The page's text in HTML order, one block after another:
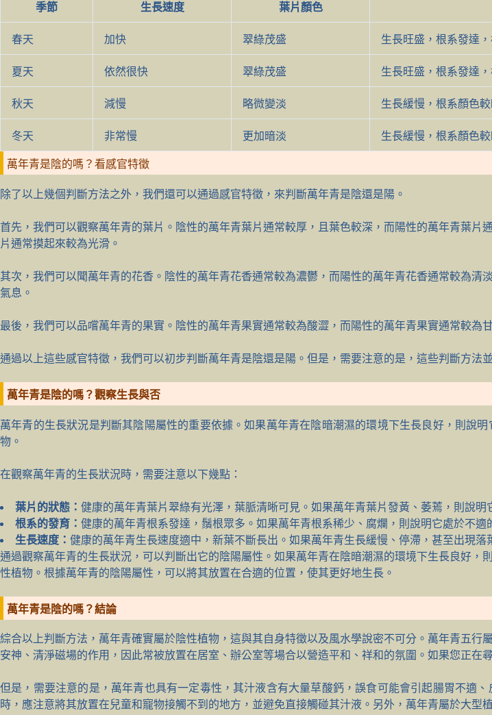
季節 生長速度 葉片顏色
春天 加快 翠綠茂盛 生長旺盛，根系發達
夏天 依然很快 翠綠茂盛 生長旺盛，根系發達
秋天 減慢 略微變淡 生長緩慢，根系顏色
冬天 非常慢 更加暗淡 生長緩慢，根系顏色
萬年青是陰的嗎？看感官特徵
除了以上幾個判斷方法之外，我們還可以通過感官特徵，來判斷萬年青是陰還是陽。
首先，我們可以觀察萬年青的葉片。陰性的萬年青葉片通常較厚，且葉色較深，而陽性的萬年青葉
片通常摸起來較為光滑。
其次，我們可以聞萬年青的花香。陰性的萬年青花香通常較為濃鬱，而陽性的萬年青花香通常較為
氣息。
最後，我們可以品嚐萬年青的果實。陰性的萬年青果實通常較為酸澀，而陽性的萬年青果實通常較為
通過以上這些感官特徵，我們可以初步判斷萬年青是陰還是陽。但是，需要注意的是，這些判斷方法
萬年青是陰的嗎？觀察生長與否
萬年青的生長狀況是判斷其陰陽屬性的重要依據。如果萬年青在陰暗潮濕的環境下生長良好，則說
物。
在觀察萬年青的生長狀況時，需要注意以下幾點：
葉片的狀態： 健康的萬年青葉片翠綠有光澤，葉脈清晰可見。如果萬年青葉片發黃、萎蔫，則說明
根系的發育： 健康的萬年青根系發達，鬚根眾多。如果萬年青根系稀少、腐爛，則說明它處於不適
生長速度： 健康的萬年青生長速度適中，新葉不斷長出。如果萬年青生長緩慢、停滯，甚至出現
通過觀察萬年青的生長狀況，可以判斷出它的陰陽屬性。如果萬年青在陰暗潮濕的環境下生長良好
性植物。根據萬年青的陰陽屬性，可以將其放置在合適的位置，使其更好地生長。
萬年青是陰的嗎？結論
綜合以上判斷方法，萬年青確實屬於陰性植物，這與其自身特徵以及風水學說密不可分。萬年青五
安神、清淨磁場的作用，因此常被放置在居室、辦公室等場合以營造平和、祥和的氛圍。如果您正在
但是，需要注意的是，萬年青也具有一定毒性，其汁液含有大量草酸鈣，誤食可能會引起腸胃不適
時，應注意將其放置在兒童和寵物接觸不到的地方，並避免直接觸碰其汁液。另外，萬年青屬於大